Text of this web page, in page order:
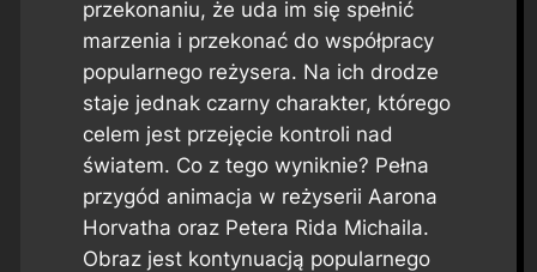
przekonaniu, że uda im się spełnić
marzenia i przekonać do współpracy
popularnego reżysera. Na ich drodze
staje jednak czarny charakter, którego
celem jest przejęcie kontroli nad
światem. Co z tego wyniknie? Pełna
przygód animacja w reżyserii Aarona
Horvatha oraz Petera Rida Michaila.
Obraz jest kontynuacją popularnego